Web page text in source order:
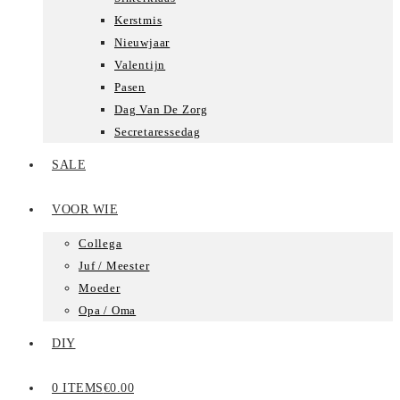
Kerstmis
Nieuwjaar
Valentijn
Pasen
Dag Van De Zorg
Secretaressedag
SALE
VOOR WIE
Collega
Juf / Meester
Moeder
Opa / Oma
DIY
0 ITEMS€0.00